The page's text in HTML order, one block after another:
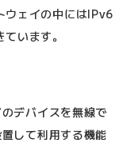
ウェイの中にはIPv6
います。
デバイスを無線で
して利用する機能